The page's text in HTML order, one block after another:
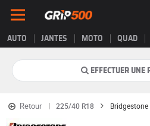
AUTO JANTES MOTO QUAD
EFFECTUER UNE
Retour 225/40 R18